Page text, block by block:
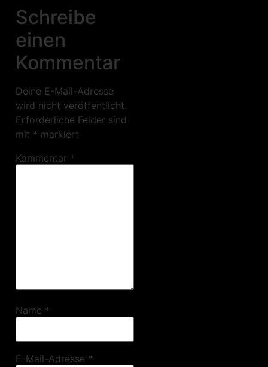
Schreibe
einen
Kommentar
Deine E-Mail-Adresse
wird nicht veröffentlicht.
Erforderliche Felder sind
mit * markiert
Kommentar *
Name *
E-Mail-Adresse *